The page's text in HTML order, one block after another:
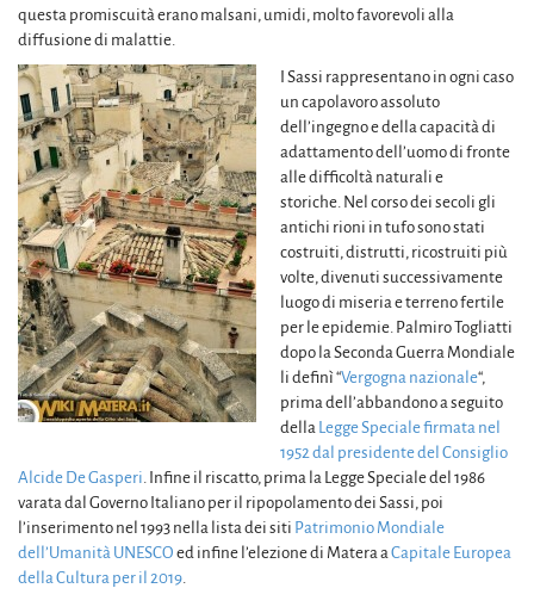
questa promiscuità erano malsani, umidi, molto favorevoli alla
diffusione di malattie.
I Sassi rappresentano in ogni caso
un capolavoro assoluto
dell’ingegno e della capacità di
adattamento dell’uomo di fronte
alle difficoltà naturali e
storiche. Nel corso dei secoli gli
antichi rioni in tufo sono stati
costruiti, distrutti, ricostruiti più
volte, divenuti successivamente
luogo di miseria e terreno fertile
per le epidemie. Palmiro Togliatti
dopo la Seconda Guerra Mondiale
li definì “Vergogna nazionale“,
prima dell’abbandono a seguito
della Legge Speciale firmata nel
1952 dal presidente del Consiglio
Alcide De Gasperi . Infine il riscatto, prima la Legge Speciale del 1986
varata dal Governo Italiano per il ripopolamento dei Sassi, poi
l’inserimento nel 1993 nella lista dei siti Patrimonio Mondiale
dell’Umanità UNESCO ed infine l’elezione di Matera a Capitale Europea
della Cultura per il 2019